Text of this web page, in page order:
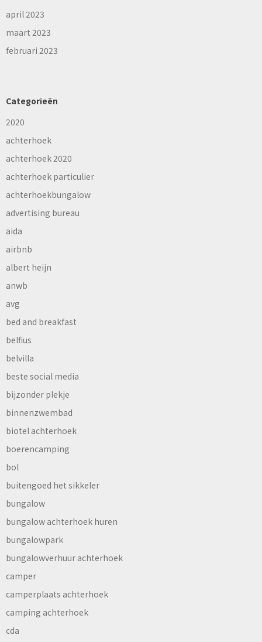
april 2023
maart 2023
februari 2023
Categorieën
2020
achterhoek
achterhoek 2020
achterhoek particulier
achterhoekbungalow
advertising bureau
aida
airbnb
albert heijn
anwb
avg
bed and breakfast
belfius
belvilla
beste social media
bijzonder plekje
binnenzwembad
biotel achterhoek
boerencamping
bol
buitengoed het sikkeler
bungalow
bungalow achterhoek huren
bungalowpark
bungalowverhuur achterhoek
camper
camperplaats achterhoek
camping achterhoek
cda